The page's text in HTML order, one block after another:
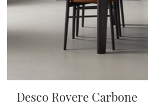
Desco Rovere Carbone